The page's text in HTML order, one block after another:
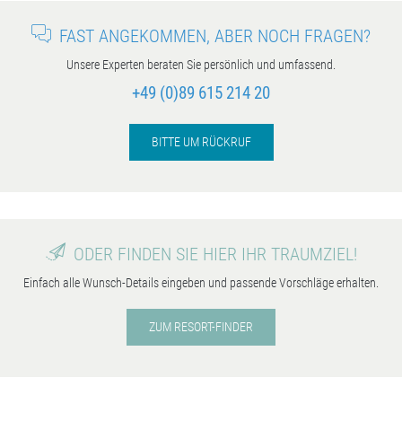
FAST ANGEKOMMEN, ABER NOCH FRAGEN?
Unsere Experten beraten Sie persönlich und umfassend.
+49 (0)89 615 214 20
BITTE UM RÜCKRUF
ODER FINDEN SIE HIER IHR TRAUMZIEL!
Einfach alle Wunsch-Details eingeben und passende Vorschläge erhalten.
ZUM RESORT-FINDER